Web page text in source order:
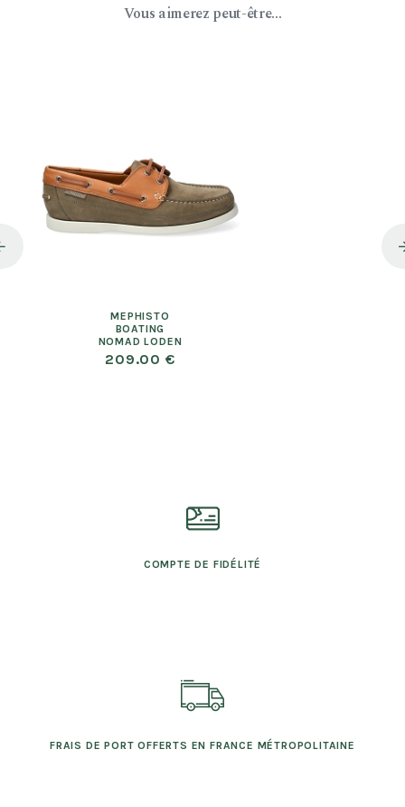
Vous aimerez peut-être...
MEPHISTO
BOATING
NOMAD LODEN
209.00 €
COMPTE DE FIDÉLITÉ
FRAIS DE PORT OFFERTS EN FRANCE MÉTROPOLITAINE